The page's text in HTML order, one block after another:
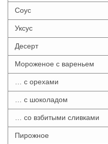
Соус
Уксус
Десерт
Мороженое с вареньем
… с орехами
… с шоколадом
… со взбитыми сливками
Пирожное